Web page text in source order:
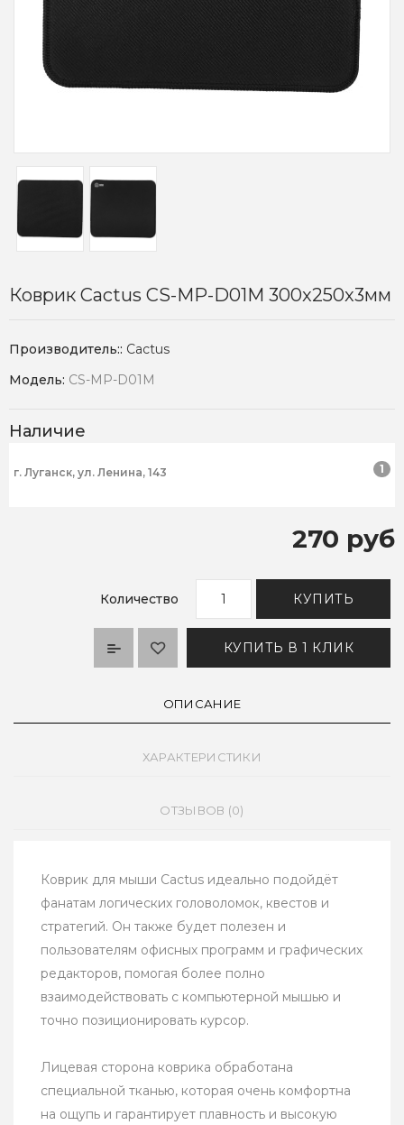
Коврик Cactus CS-MP-D01M 300x250x3мм
Производитель:: Cactus
Модель: CS-MP-D01M
Наличие
г. Луганск, ул. Ленина, 143 1
270 руб
Количество КУПИТЬ
КУПИТЬ В 1 КЛИК
ОПИСАНИЕ
ХАРАКТЕРИСТИКИ
ОТЗЫВОВ (0)
Коврик для мыши Cactus идеально подойдёт
фанатам логических головоломок, квестов и
стратегий. Он также будет полезен и
пользователям офисных программ и графических
редакторов, помогая более полно
взаимодействовать с компьютерной мышью и
точно позиционировать курсор.
Лицевая сторона коврика обработана
специальной тканью, которая очень комфортна
на ощупь и гарантирует плавность и высокую